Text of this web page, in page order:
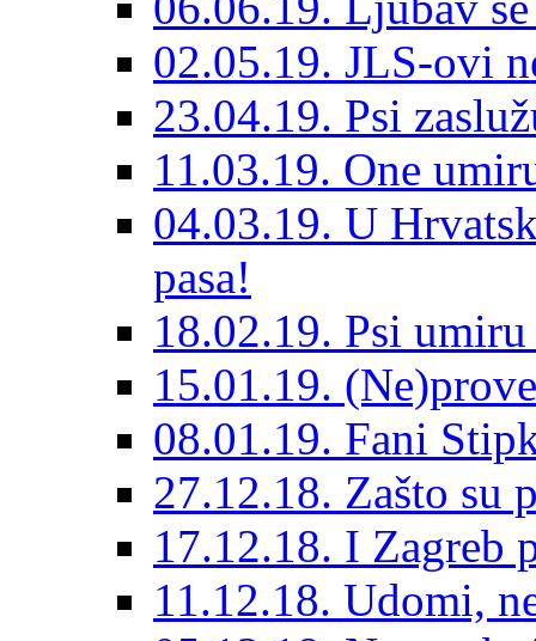
02.05.19. JLS-ovi
23.04.19. Psi
11.03.19. One
04.03.19. U
pasa!
18.02.19. Psi
15.01.19.
08.01.19. Fani
27.12.18. Zašto su
17.12.18. I Zagreb
11.12.18. Udomi,